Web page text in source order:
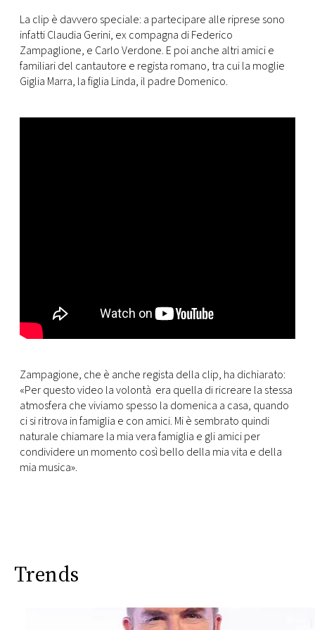
La clip è davvero speciale: a partecipare alle riprese sono
infatti Claudia Gerini, ex compagna di Federico
Zampaglione, e Carlo Verdone. E poi anche altri amici e
familiari del cantautore e regista romano, tra cui la moglie
Giglia Marra, la figlia Linda, il padre Domenico.
Zampagione, che è anche regista della clip, ha dichiarato:
«Per questo video la volontà era quella di ricreare la stessa
atmosfera che viviamo spesso la domenica a casa, quando
ci si ritrova in famiglia e con amici. Mi è sembrato quindi
naturale chiamare la mia vera famiglia e gli amici per
condividere un momento così bello della mia vita e della
mia musica».
Trends